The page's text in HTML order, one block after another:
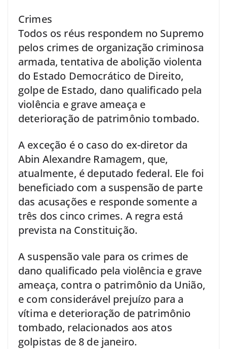
Crimes
Todos os réus respondem no Supremo
pelos crimes de organização criminosa
armada, tentativa de abolição violenta
do Estado Democrático de Direito,
golpe de Estado, dano qualificado pela
violência e grave ameaça e
deterioração de patrimônio tombado.
A exceção é o caso do ex-diretor da
Abin Alexandre Ramagem, que,
atualmente, é deputado federal. Ele foi
beneficiado com a suspensão de parte
das acusações e responde somente a
três dos cinco crimes. A regra está
prevista na Constituição.
A suspensão vale para os crimes de
dano qualificado pela violência e grave
ameaça, contra o patrimônio da União,
e com considerável prejuízo para a
vítima e deterioração de patrimônio
tombado, relacionados aos atos
golpistas de 8 de janeiro.